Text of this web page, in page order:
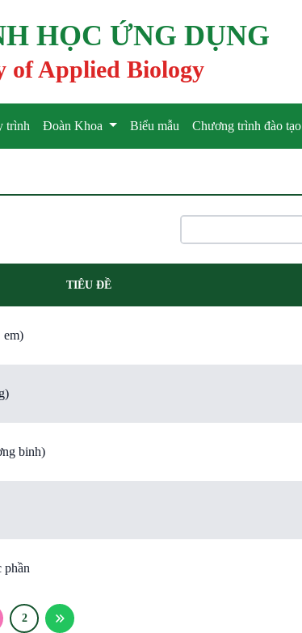
HỌC ỨNG DỤNG
of Applied Biology
trình Đoàn Khoa Biểu mẫu Chương trình đào tạo
TIÊU ĐỀ
em)
binh)
phần
2